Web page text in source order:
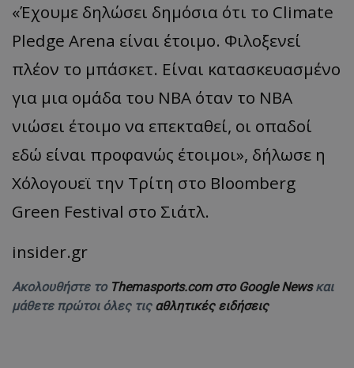
«Έχουμε δηλώσει δημόσια ότι το Climate
Pledge Arena είναι έτοιμο. Φιλοξενεί
πλέον το μπάσκετ. Είναι κατασκευασμένο
για μια ομάδα του NBA όταν το NBA
νιώσει έτοιμο να επεκταθεί, οι οπαδοί
εδώ είναι προφανώς έτοιμοι», δήλωσε η
Χόλογουεϊ την Τρίτη στο Bloomberg
Green Festival στο Σιάτλ.
insider.gr
Ακολουθήστε το Themasports.com στο Google Newsκαι
μάθετε πρώτοι όλες τις αθλητικές ειδήσεις